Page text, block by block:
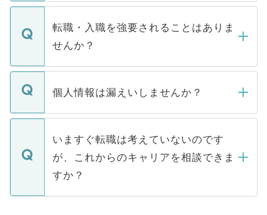
ます。通常、5営業日以内にはご連絡をせて
いただきますので、しばらくお待ちくださ
い。
マイナビDOCTORで取り扱っている求人の
うち約3割は、Webサイトからご覧いただ
けない「非公開求人」です。非公開求人は
下記の理由によって、一般には公開してい
ません。
■応募殺到を避けるため 人気のある医療機
関を公にしてしまうと、応募が殺到する場
に、医療機関が求める条件に合った人材の
みを人材紹介会社に依頼するケースが増え
ています。
転職・入職を強要されることはありま
せんか？
転職・入職を強要することは一切ありませ
ん。また、仮に応募先から内定をいただい
定を承諾する必要はありません。内定先へ
の辞退の連絡はキャリアパートナーが行い
ますので、ご安心ください。
個人情報は漏えいしませんか？
個人情報が漏えいすることはありませんの
で、ご安心ください。当サイトからの登録
などで収集したご登録者様の個人情報は、
ご本人のキャリアアップおよび転職活動の
支援を目的に使用いたします。お預かりし
ているすべての個人データはご本人の許可
いますぐ転職は考えていないのです
が、これからのキャリアを相談できま
すか？